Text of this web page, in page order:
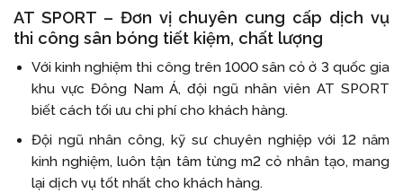
AT SPORT – Đơn vị chuyên cung cấp dịch vụ
thi công sân bóng tiết kiệm, chất lượng
Với kinh nghiệm thi công trên 1000 sân cỏ ở 3 quốc gia
khu vực Đông Nam Á, đội ngũ nhân viên AT SPORT
biết cách tối ưu chi phí cho khách hàng.
Đội ngũ nhân công, kỹ sư chuyên nghiệp với 12 năm
kinh nghiệm, luôn tận tâm từng m2 cỏ nhân tạo, mang
lại dịch vụ tốt nhất cho khách hàng.